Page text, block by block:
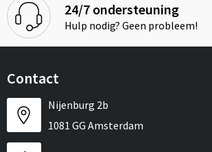
24/7 ondersteuning
Hulp nodig? Geen probleem!
Contact
Nijenburg 2b
1081 GG Amsterdam